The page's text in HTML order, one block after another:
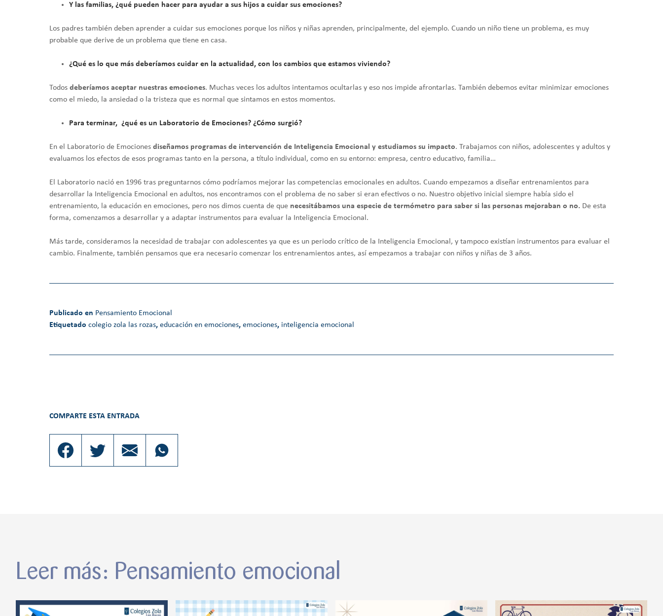
Y las familias, ¿qué pueden hacer para ayudar a sus hijos a cuidar sus emociones?
Los padres también deben aprender a cuidar sus emociones porque los niños y niñas aprenden, principalmente, del ejemplo. Cuando un niño tiene un problema, es muy
probable que derive de un problema que tiene en casa.
¿Qué es lo que más deberíamos cuidar en la actualidad, con los cambios que estamos viviendo?
Todos deberíamos aceptar nuestras emociones. Muchas veces los adultos intentamos ocultarlas y eso nos impide afrontarlas. También debemos evitar minimizar emociones
como el miedo, la ansiedad o la tristeza que es normal que sintamos en estos momentos.
Para terminar, ¿qué es un Laboratorio de Emociones? ¿Cómo surgió?
En el Laboratorio de Emociones diseñamos programas de intervención de Inteligencia Emocional y estudiamos su impacto. Trabajamos con niños, adolescentes y adultos y
evaluamos los efectos de esos programas tanto en la persona, a título individual, como en su entorno: empresa, centro educativo, familia…
El Laboratorio nació en 1996 tras preguntarnos cómo podríamos mejorar las competencias emocionales en adultos. Cuando empezamos a diseñar entrenamientos para
desarrollar la Inteligencia Emocional en adultos, nos encontramos con el problema de no saber si eran efectivos o no. Nuestro objetivo inicial siempre había sido el
entrenamiento, la educación en emociones, pero nos dimos cuenta de que necesitábamos una especie de termómetro para saber si las personas mejoraban o no. De esta
forma, comenzamos a desarrollar y a adaptar instrumentos para evaluar la Inteligencia Emocional.
Más tarde, consideramos la necesidad de trabajar con adolescentes ya que es un periodo crítico de la Inteligencia Emocional, y tampoco existían instrumentos para evaluar el
cambio. Finalmente, también pensamos que era necesario comenzar los entrenamientos antes, así empezamos a trabajar con niños y niñas de 3 años.
Publicado en Pensamiento Emocional
Etiquetado colegio zola las rozas, educación en emociones, emociones, inteligencia emocional
COMPARTE ESTA ENTRADA
Leer más: Pensamiento emocional